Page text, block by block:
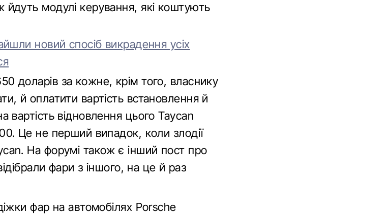
модулі керування, які коштують
новий спосіб викрадення усіх
доларів за кожне, крім того, власнику
й оплатити вартість встановлення й
вартість відновлення цього Taycan
Це не перший випадок, коли злодії
На форумі також є інший пост про
фари з іншого, на це й раз
фар на автомобілях Porsche